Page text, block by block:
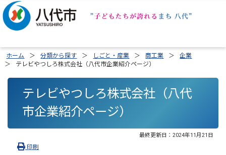
ホーム 分類から探す しごと・産業 商工業
企業
テレビやつしろ株式会社（八代市企業紹介ページ）
テレビやつしろ株式会社（八代
市企業紹介ページ）
最終更新日： 2024年11月21日
印刷